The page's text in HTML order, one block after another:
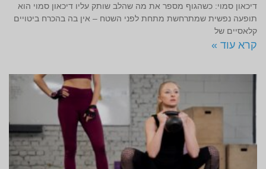
דיכאון סמוי: כשהגוף מספר את מה שהלב שותק עליו דיכאון סמוי הוא
תופעה נפשית שמתרחשת מתחת לפני השטח – אין בה בהכרח ביטויים
קלאסיים של
קרא עוד »